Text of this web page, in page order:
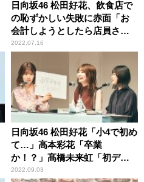
日向坂46 松田好花、飲食店で
の恥ずかしい失敗に赤面「お
会計しようとしたら店員さん
が……」
2022.07.16
日向坂46 松田好花「小4で初め
て…」高本彩花「卒業
か！？」髙橋未来虹「初デー
ト！」 どこにも出してない
2022.09.03